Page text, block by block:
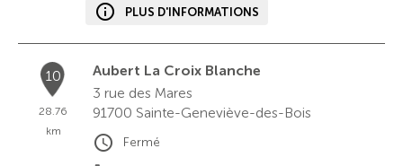
PLUS D'INFORMATIONS
10
28.76
km
Aubert La Croix Blanche
3 rue des Mares
91700 Sainte-Geneviève-des-Bois
Fermé